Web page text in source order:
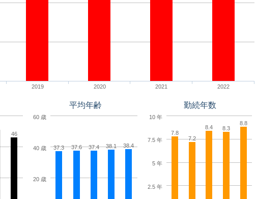
2019 2020 2021 2022
46
平均年齢
37.3 37.6 37.4 38.1 38.4
20 歳
40 歳
60 歳
勤続年数
7.8
7.2
8.4 8.3
8.8
2.5 年
5 年
7.5 年
10 年